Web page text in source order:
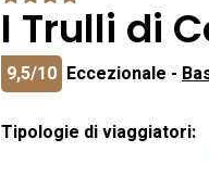
I Trulli di
9,5/10 Eccezionale -
Tipologie di viaggiatori: